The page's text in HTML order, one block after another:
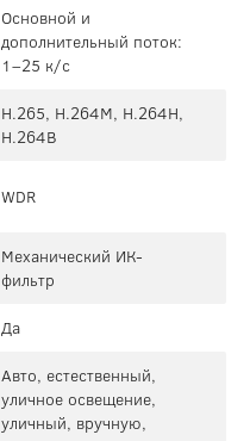
Основной и
дополнительный поток:
1–25 к/с
H.265, H.264M, H.264H,
H.264B
WDR
Механический ИК-
фильтр
Да
Авто, естественный,
уличное освещение,
уличный, вручную,